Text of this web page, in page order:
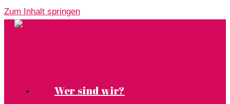
Zum Inhalt springen
Wer sind wir?